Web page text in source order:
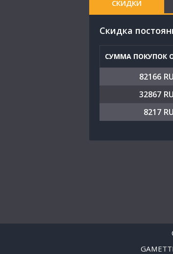
СКИДКИ
Cкидка
СУММА ПОКУПОК
82166
32867
8217